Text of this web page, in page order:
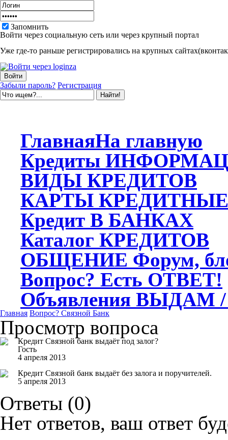
Запомнить
Войти через социальную сеть или через крупный портал
Уже где-то раньше регистрировались на крупных
Забыли пароль? Регистрация
ГлавнаяНа главную
Кредиты
ВИДЫ КРЕДИТОВ
КАРТЫ КРЕДИТНЫЕ
Кредит В БАНКАХ
Каталог КРЕДИТОВ
ОБЩЕНИЕ Форум,
Вопрос? Есть ОТВЕТ!
Объявления ВЫДАМ
Главная Вопрос? Связной Банк
Просмотр вопроса
Кредит Связной банк выдаёт под залог?
Гость
4 апреля 2013
Кредит Связной банк выдаёт без залога и поручителей.
5 апреля 2013
Ответы (0)
Нет ответов, ваш ответ